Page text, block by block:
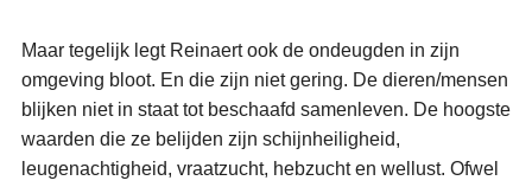
Maar tegelijk legt Reinaert ook de ondeugden in zijn
omgeving bloot. En die zijn niet gering. De dieren/mensen
blijken niet in staat tot beschaafd samenleven. De hoogste
waarden die ze belijden zijn schijnheiligheid,
leugenachtigheid, vraatzucht, hebzucht en wellust. Ofwel